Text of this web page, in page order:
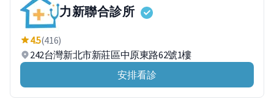
力新聯合診所
4.5(416)
242台灣新北市新莊區中原東路62號1樓
安排看診